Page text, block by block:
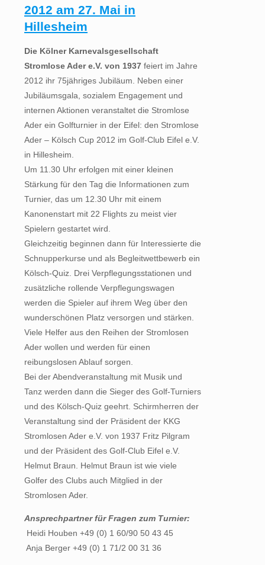
2012 am 27. Mai in
Hillesheim
Die Kölner Karnevalsgesellschaft
Stromlose Ader e.V. von 1937 feiert im Jahre
2012 ihr 75jähriges Jubiläum. Neben einer
Jubiläumsgala, sozialem Engagement und
internen Aktionen veranstaltet die Stromlose
Ader ein Golfturnier in der Eifel: den Stromlose
Ader – Kölsch Cup 2012 im Golf-Club Eifel e.V.
in Hillesheim.
Um 11.30 Uhr erfolgen mit einer kleinen
Stärkung für den Tag die Informationen zum
Turnier, das um 12.30 Uhr mit einem
Kanonenstart mit 22 Flights zu meist vier
Spielern gestartet wird.
Gleichzeitig beginnen dann für Interessierte die
Schnupperkurse und als Begleitwettbewerb ein
Kölsch-Quiz. Drei Verpflegungsstationen und
zusätzliche rollende Verpflegungswagen
werden die Spieler auf ihrem Weg über den
wunderschönen Platz versorgen und stärken.
Viele Helfer aus den Reihen der Stromlosen
Ader wollen und werden für einen
reibungslosen Ablauf sorgen.
Bei der Abendveranstaltung mit Musik und
Tanz werden dann die Sieger des Golf-Turniers
und des Kölsch-Quiz geehrt. Schirmherren der
Veranstaltung sind der Präsident der KKG
Stromlosen Ader e.V. von 1937 Fritz Pilgram
und der Präsident des Golf-Club Eifel e.V.
Helmut Braun. Helmut Braun ist wie viele
Golfer des Clubs auch Mitglied in der
Stromlosen Ader.
Ansprechpartner für Fragen zum Turnier:
 Heidi Houben +49 (0) 1 60/90 50 43 45
 Anja Berger +49 (0) 1 71/2 00 31 36